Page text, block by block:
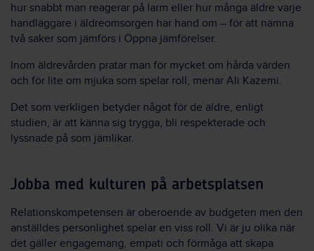
hur snabbt man reagerar på larm eller hur många äldre varje
handläggare i äldreomsorgen har hand om – för att nämna
två saker som jämförs i Öppna jämförelser.
Inom äldrevården pratar man för mycket om hårda värden
och för lite om mjuka som spelar roll, menar Ali Kazemi.
Det som verkligen betyder något för de äldre, enligt
studien, är att känna sig trygga, bli respekterade och
lyssnade på som jämlikar.
Jobba med kulturen på arbetsplatsen
Relationskompetensen är oberoende av budgeten men den
anställdes personlighet spelar en viss roll. Vi är ju olika när
det gäller engagemang, empati och förmåga att skapa